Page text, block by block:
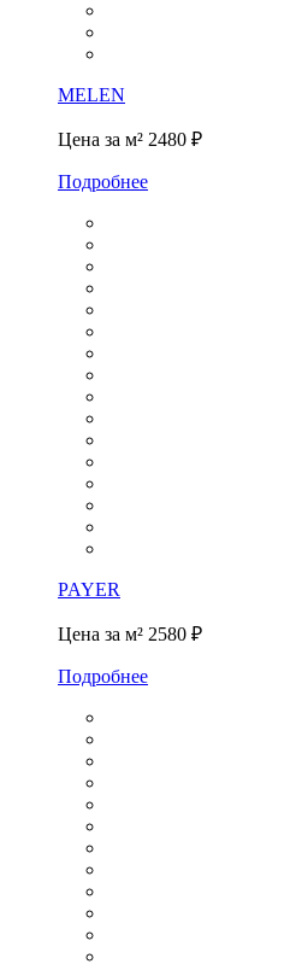
MELEN
Цена за м² 2480 ₽
Подробнее
PAYER
Цена за м² 2580 ₽
Подробнее